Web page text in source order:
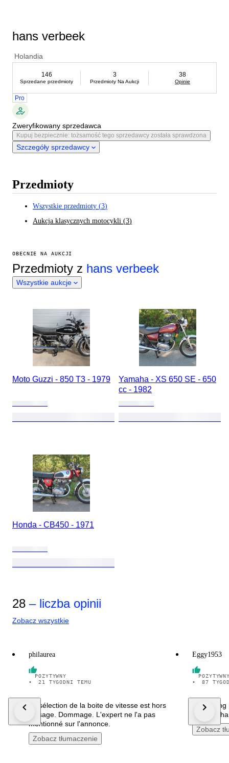
hans verbeek
Holandia
146
Sprzedane przedmioty
3
Przedmioty Na Aukcji
38
Opinie
Pro
Zweryfikowany sprzedawca
Kupuj bezpiecznie: tożsamość tego sprzedawcy została sprawdzona
Szczegóły sprzedawcy
Przedmioty
Wszystkie przedmioty (3)
Aukcja klasycznych motocykli (3)
OBECNIE NA AUKCJI
Przedmioty z hans verbeek
Wszystkie aukcje
Moto Guzzi - 850 T3 - 1979
Yamaha - XS 650 SE - 650
cc - 1982
Honda - CB450 - 1971
28 – liczba opinii
Zobacz wszystkie
philaurea
POZYTYWNY
•
21 TYGODNI TEMU
La sélection de la boite de vitesse est hors
d'usage. Dommage. L'expert ne l'a pas
mentionné sur l'annonce.
Zobacz tłumaczenie
Eggy1953
•
87
object.
Zobacz